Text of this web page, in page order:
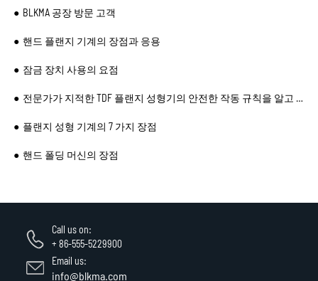
BLKMA 공장 방문 고객
핸드 플랜지 기계의 장점과 응용
잠금 장치 사용의 요점
전문가가 지적한 TDF 플랜지 성형기의 안전한 작동 규칙을 알고 계십니까?
플랜지 성형 기계의 7 가지 장점
핸드 폴딩 머신의 장점
Call us on:
+ 86-555-5229900
Email us:
info@blkma.com